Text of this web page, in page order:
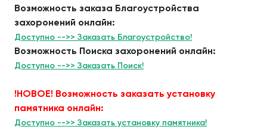
Возможность заказа Благоустройства
захоронений онлайн:
Доступно -->> Заказать Благоустройство!
Возможность Поиска захоронений онлайн:
Доступно -->> Заказать Поиск!
!НОВОЕ! Возможность заказать установку
памятника онлайн:
Доступно -->> Заказать установку памятника!